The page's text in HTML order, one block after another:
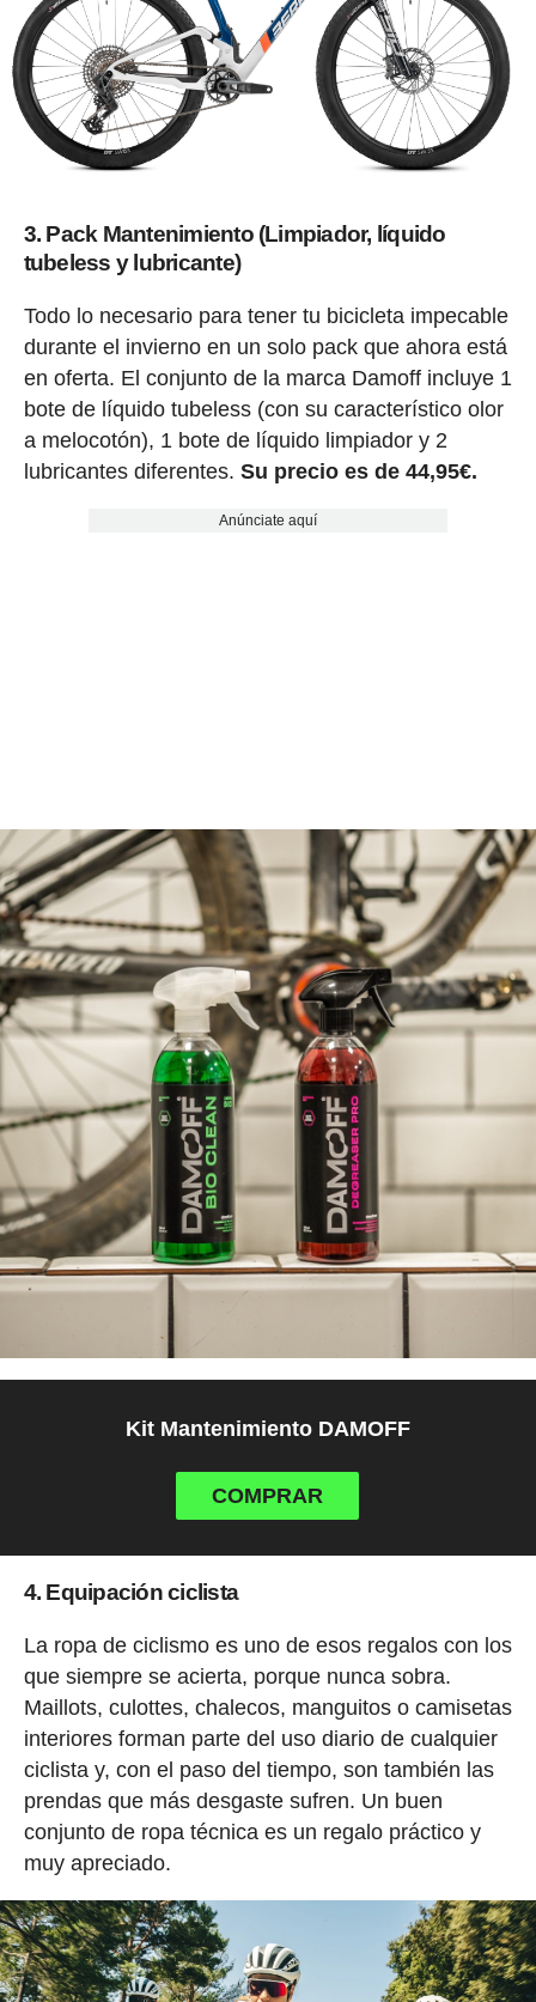
3. Pack Mantenimiento (Limpiador, líquido
tubeless y lubricante)
Todo lo necesario para tener tu bicicleta impecable
durante el invierno en un solo pack que ahora está
en oferta. El conjunto de la marca Damoff incluye 1
bote de líquido tubeless (con su característico olor
a melocotón), 1 bote de líquido limpiador y 2
lubricantes diferentes. Su precio es de 44,95€.
Anúnciate aquí
Kit Mantenimiento DAMOFF
COMPRAR
4. Equipación ciclista
La ropa de ciclismo es uno de esos regalos con los
que siempre se acierta, porque nunca sobra.
Maillots, culottes, chalecos, manguitos o camisetas
interiores forman parte del uso diario de cualquier
ciclista y, con el paso del tiempo, son también las
prendas que más desgaste sufren. Un buen
conjunto de ropa técnica es un regalo práctico y
muy apreciado.